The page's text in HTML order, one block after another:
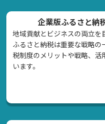
企業版ふるさと納
地域貢献とビジネスの両立を
ふるさと納税は重要な戦略
税制度のメリットや戦略、活
います。